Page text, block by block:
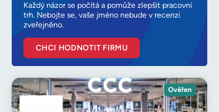
Každý názor se počítá a pomůže zlepšit pracovní
trh. Nebojte se, vaše jméno nebude v recenzi
zveřejněno.
CHCI HODNOTIT FIRMU
Ověřen